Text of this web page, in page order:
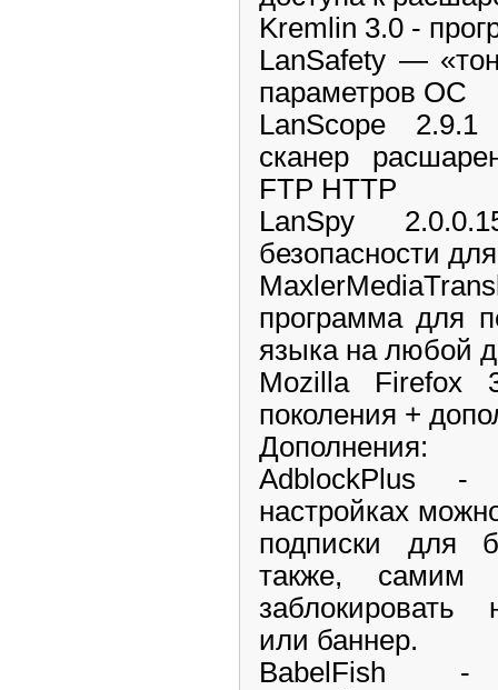
Kremlin 3.0 -
LanSafety —
параметров ОС
LanScope
сканер
FTP HTTP
LanSpy
безопасности
программа для
языка на любой
Mozilla Firefox
поколения +
Дополнения:
AdblockPlus -
настройках
подписки для
также, самим
заблокировать
или баннер.
BabelFish -